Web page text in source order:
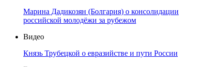
Марина Дадикозян (Болгария) о консолидации
российской молодёжи за рубежом
Видео
Князь Трубецкой о евразийстве и пути России